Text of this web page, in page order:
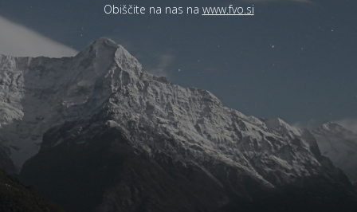
Obiščite na nas na www.fvo.si